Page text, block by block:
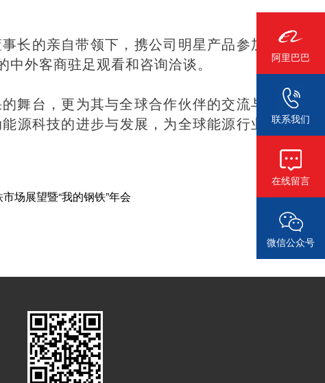
长的亲自带领下，携公司 明星产品参加
外客商驻足观看和咨询洽谈。
舞台，更为其与全球合作伙伴的交流与
源科技的进步与发展，为全球能源行业
场展望暨“我的钢铁”年会
阿里巴巴
联系我们
在线留言
微信公众号